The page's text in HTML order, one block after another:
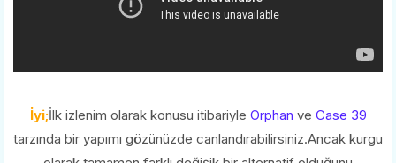
İyi;İlk izlenim olarak konusu itibariyle Orphan ve Case 39
tarzında bir yapımı gözünüzde canlandırabilirsiniz.Ancak kurgu